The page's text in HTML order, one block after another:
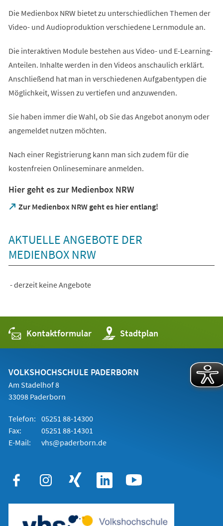
Die Medienbox NRW bietet zu unterschiedlichen Themen der
Video- und Audioproduktion verschiedene Lernmodule an.
Die interaktiven Module bestehen aus Video- und E-Learning-
Anteilen. Inhalte werden in den Videos anschaulich erklärt.
Anschließend hat man in verschiedenen Aufgabentypen die
Möglichkeit, Wissen zu vertiefen und anzuwenden.
Sie haben immer die Wahl, ob Sie das Angebot anonym oder
angemeldet nutzen möchten.
Nach einer Registrierung kann man sich zudem für die
kostenfreien Onlineseminare anmelden.
Hier geht es zur Medienbox NRW
Zur Medienbox NRW geht es hier entlang!
(Öffnet
neuen
Tab)
AKTUELLE ANGEBOTE DER
MEDIENBOX NRW
- derzeit keine Angebote
Kontaktformular Stadtplan
(Öffnet
in
einem
Tab)
VOLKSHOCHSCHULE PADERBORN
Am Stadelhof 8
33098 Paderborn
Telefon: 05251 88-14300
Fax:
05251 88-14301
E-Mail:
vhs@paderborn.de